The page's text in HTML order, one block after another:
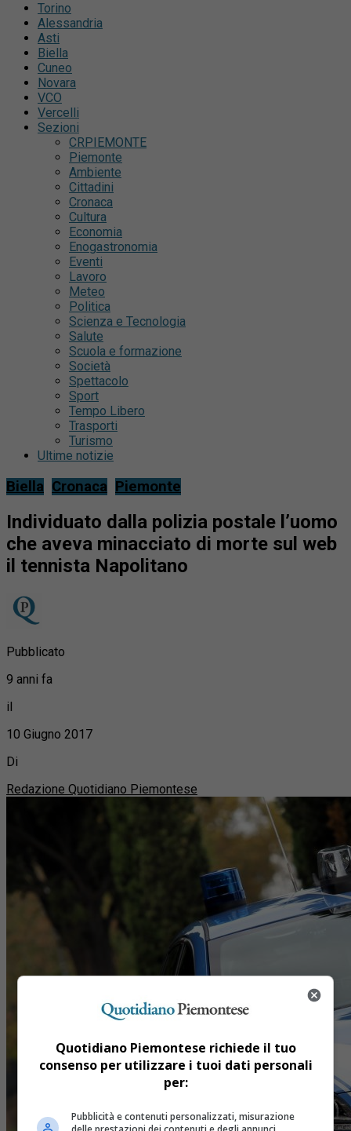
Torino
Alessandria
Asti
Biella
Cuneo
Novara
VCO
Vercelli
Sezioni
CRPIEMONTE
Piemonte
Ambiente
Cittadini
Cronaca
Cultura
Economia
Enogastronomia
Eventi
Lavoro
Meteo
Politica
Scienza e Tecnologia
Salute
Scuola e formazione
Società
Spettacolo
Sport
Tempo Libero
Trasporti
Turismo
Ultime notizie
Biella Cronaca Piemonte
Individuato dalla polizia postale l’uomo
che aveva minacciato di morte sul web
il tennista Napolitano
Pubblicato
9 anni fa
il
10 Giugno 2017
Di
Redazione Quotidiano Piemontese
Quotidiano Piemontese richiede il tuo
consenso per utilizzare i tuoi dati personali
per:
Pubblicità e contenuti personalizzati, misurazione